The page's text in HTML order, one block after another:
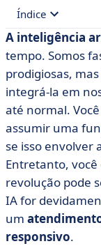
Índice
• O que é IA
• Qual é a
automação
• Como a IA
6 benefícios
• O que a IA
exemplos de
• Como ele
cliente?
• 10
atendimento ao
A inteligência
tempo. Somos
prodigiosas,
integrá-la em
até normal.
assumir uma
se isso envolver
Entretanto, você
revolução pode
IA for
um
responsivo.